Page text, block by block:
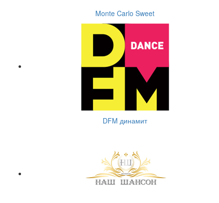
Monte Carlo Sweet
DFM динамит